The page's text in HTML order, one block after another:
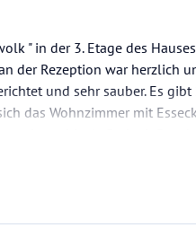
" in der 3. Etage des
der Rezeption war herzlich
und sehr sauber. Es
das Wohnzimmer mit